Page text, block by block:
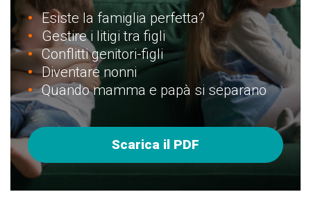
Esiste la famiglia perfetta?
Gestire i litigi tra figli
Conflitti genitori-figli
Diventare nonni
Quando mamma e papà si separano
Scarica il PDF